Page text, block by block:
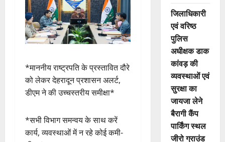
*माननीय राष्ट्रपति के प्रस्तावित दौरे
को लेकर देहरादून प्रशासन अलर्ट,
डीएम ने की उच्चस्तरीय समीक्षा*
*सभी विभाग समन्वय के साथ करें
कार्य, व्यवस्थाओं में न रहे कोई कमी-
जिलाधिकारी
एवं वरिष्ठ
पुलिस
अधीक्षक डाक
कांवड़ की
व्यवस्थाओं एवं
सुरक्षा का
जायजा लेने
बैरागी कैंप
पार्किंग स्थल
जीरो ग्राउंड